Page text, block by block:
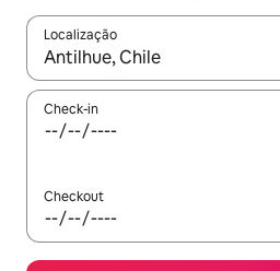
Localização
Quando os resultados
Check-in
Checkout